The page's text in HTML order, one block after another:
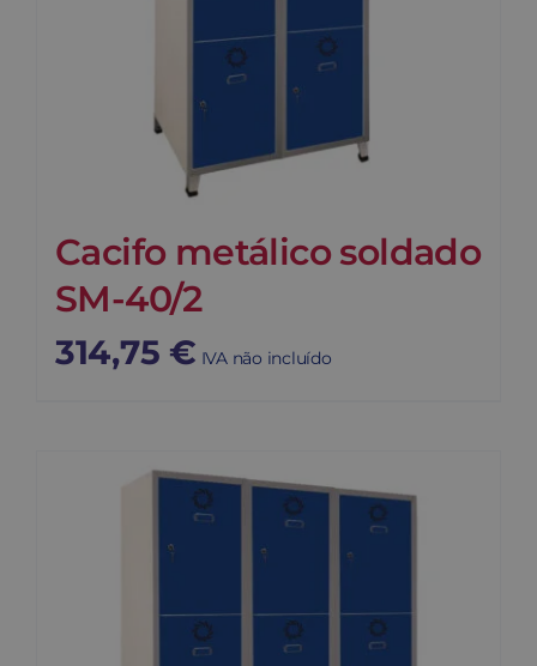
Cacifo metálico soldado
SM-40/2
314,75 € IVA não incluído